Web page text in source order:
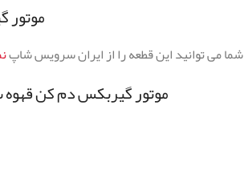
موتور
شما می توانید این قطعه را از ایران سرویس شاپ
موتور گیربکس دم کن قهوه ساز بوش زیمنس